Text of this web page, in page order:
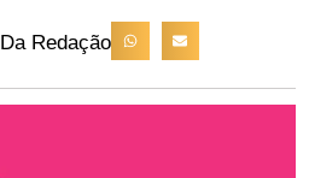
Da Redação